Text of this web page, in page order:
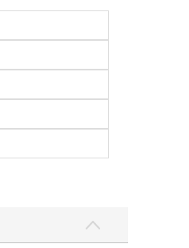
。他是這間店的
過得很快，距離
此興趣缺缺。四
高雅感。年幼的